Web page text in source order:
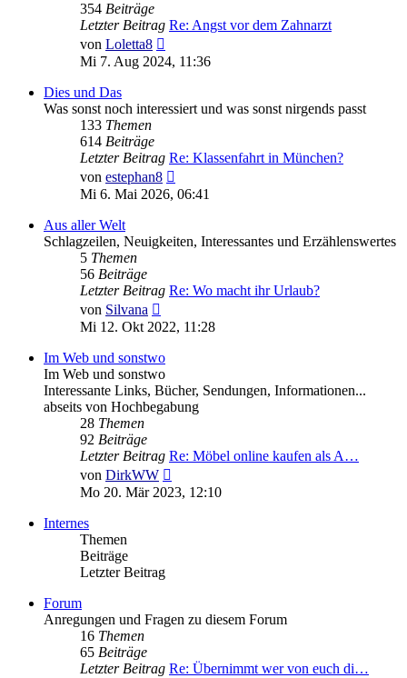
354 Beiträge
Letzter Beitrag Re: Angst vor dem Zahnarzt
von Loletta8
Beitrag
Mi 7. Aug 2024, 11:36
Dies und Das
Was sonst noch interessiert und was sonst nirgends passt
133 Themen
614 Beiträge
Letzter Beitrag Re: Klassenfahrt in München?
von estephan8
Beitrag
Mi 6. Mai 2026, 06:41
Aus aller Welt
Schlagzeilen, Neuigkeiten, Interessantes und Erzählenswertes
5 Themen
56 Beiträge
Letzter Beitrag Re: Wo macht ihr Urlaub?
von Silvana
Beitrag
Mi 12. Okt 2022, 11:28
Im Web und sonstwo
Im Web und sonstwo
Interessante Links, Bücher, Sendungen, Informationen...
abseits von Hochbegabung
28 Themen
92 Beiträge
Letzter Beitrag Re: Möbel online kaufen als A…
von DirkWW
Beitrag
Mo 20. Mär 2023, 12:10
Internes
Themen
Beiträge
Letzter Beitrag
Forum
Anregungen und Fragen zu diesem Forum
16 Themen
65 Beiträge
Letzter Beitrag Re: Übernimmt wer von euch di…